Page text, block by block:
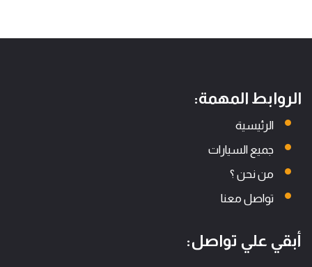
الروابط المهمة:
الرئيسية
جميع السيارات
من نحن ؟
تواصل معنا
أبقي علي تواصل: